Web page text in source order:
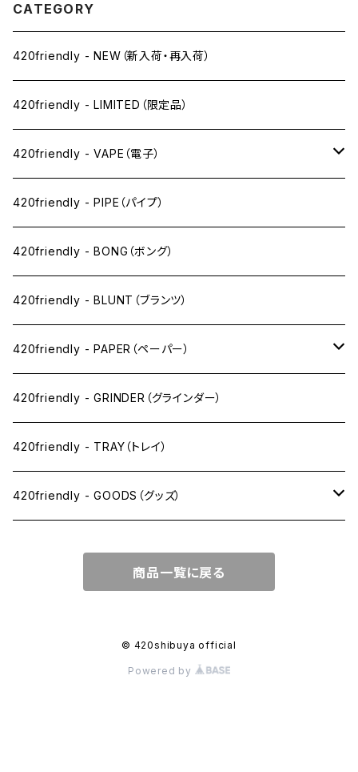
CATEGORY
420friendly - NEW（新入荷・再入荷）
420friendly - LIMITED（限定品）
420friendly - VAPE（電子）
ペン下
ニコパフ系
ドライ系
ワックス系
420friendly - PIPE（パイプ）
420friendly - BONG（ボング）
420friendly - BLUNT（ブランツ）
420friendly - PAPER（ペーパー）
SW(シングルワイド）サイズ
1 1/4サイズ
キングサイズスリム
キングサイズワイド
420friendly - GRINDER（グラインダー）
420friendly - TRAY（トレイ）
420friendly - GOODS（グッズ）
JOINT（ジョイント系）
CLEANING（掃除・保管）
商品一覧に戻る
© 420shibuya official
Powered by